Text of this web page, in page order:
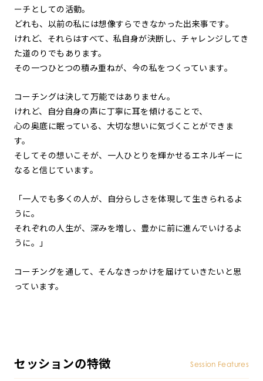
ーチとしての活動。
どれも、以前の私には想像すらできなかった出来事です。
けれど、それらはすべて、私自身が決断し、チャレンジしてき
た道のりでもあります。
その一つひとつの積み重ねが、今の私をつくっています。
コーチングは決して万能ではありません。
けれど、自分自身の声に丁寧に耳を傾けることで、
心の奥底に眠っている、大切な想いに気づくことができま
す。
そしてその想いこそが、一人ひとりを輝かせるエネルギーに
なると信じています。
「一人でも多くの人が、自分らしさを体現して生きられるよ
うに。
それぞれの人生が、深みを増し、豊かに前に進んでいけるよ
うに。」
コーチングを通して、そんなきっかけを届けていきたいと思
っています。
セッションの特徴 Session Features